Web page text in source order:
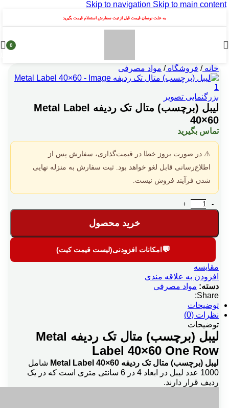
Skip to navigation Skip to main content
به علت نوسان قیمت قبل از ثبت سفارش استعلام قیمت بگیرید
0
خانه/ فروشگاه/ مواد مصرفی
بزرگنمایی تصویر
لیبل (برچسب) متال تک ردیفه Metal Label
40×60
تماس بگیرید
⚠️ در صورت بروز خطا در قیمت‌گذاری، سفارش پس از
اطلاع‌رسانی قابل لغو خواهد بود. ثبت سفارش به منزله نهایی
شدن فرآیند فروش نیست.
لیبل (برچسب) متال تک ردیفه Metal Label 40×60 عدد
خرید محصول
💬 امکانات افزودنی(لیست قیمت کیت)
مقایسه
افزودن به علاقه مندی
دسته: مواد مصرفی
Share:
توضیحات
نظرات (0)
توضیحات
لیبل (برچسب) متال تک ردیفه Metal
Label 40×60 One Row
لیبل (برچسب) متال تک ردیفه Metal Label 40×60
شامل
1000 عدد لیبل در ابعاد 4 در 6 سانتی متری است که در یک
ردیف قرار دارند.